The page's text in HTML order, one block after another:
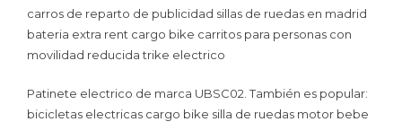
carros de reparto de publicidad sillas de ruedas en madrid
bateria extra rent cargo bike carritos para personas con
movilidad reducida trike electrico
Patinete electrico de marca UBSC02. También es popular:
bicicletas electricas cargo bike silla de ruedas motor bebe